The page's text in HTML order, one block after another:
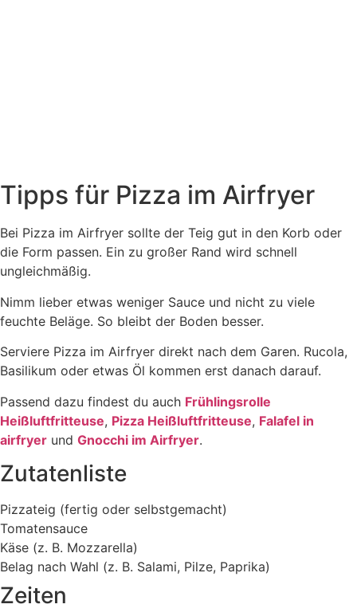
Tipps für Pizza im Airfryer
Bei Pizza im Airfryer sollte der Teig gut in den Korb oder
die Form passen. Ein zu großer Rand wird schnell
ungleichmäßig.
Nimm lieber etwas weniger Sauce und nicht zu viele
feuchte Beläge. So bleibt der Boden besser.
Serviere Pizza im Airfryer direkt nach dem Garen. Rucola,
Basilikum oder etwas Öl kommen erst danach darauf.
Passend dazu findest du auch Frühlingsrolle
Heißluftfritteuse, Pizza Heißluftfritteuse, Falafel in
airfryer und Gnocchi im Airfryer.
Zutatenliste
Pizzateig (fertig oder selbstgemacht)
Tomatensauce
Käse (z. B. Mozzarella)
Belag nach Wahl (z. B. Salami, Pilze, Paprika)
Zeiten